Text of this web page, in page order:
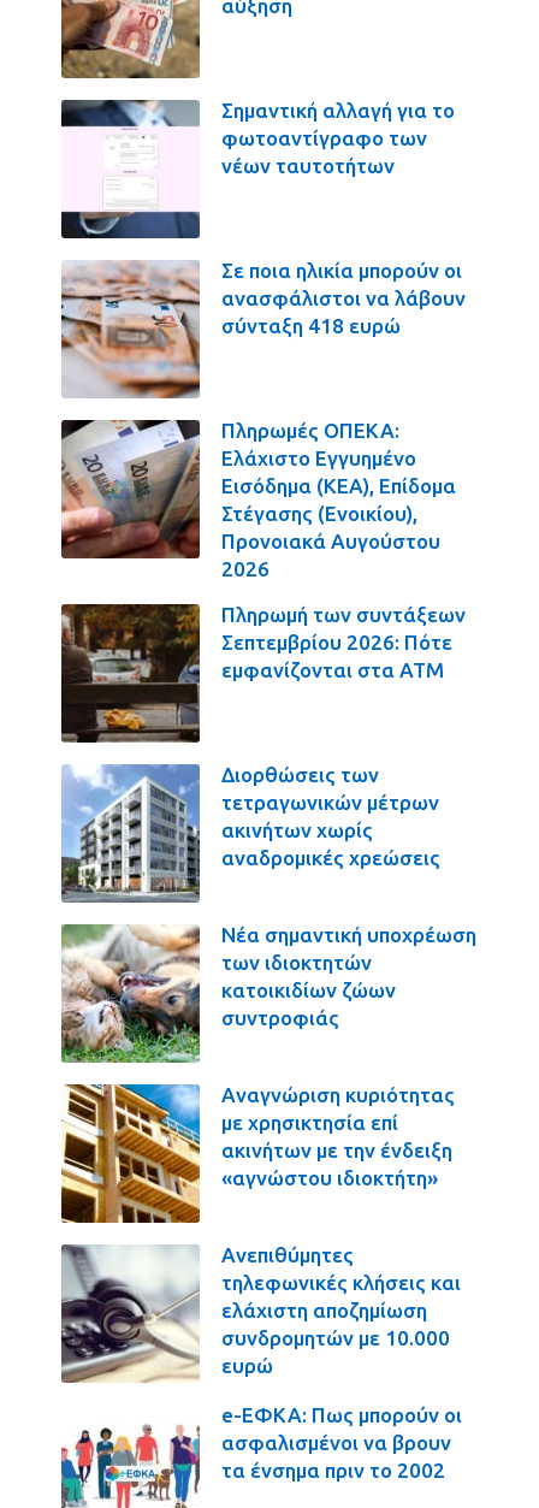
αύξηση
Σημαντική αλλαγή για το
φωτοαντίγραφο των
νέων ταυτοτήτων
Σε ποια ηλικία μπορούν οι
ανασφάλιστοι να λάβουν
σύνταξη 418 ευρώ
Πληρωμές ΟΠΕΚΑ:
Ελάχιστο Εγγυημένο
Εισόδημα (ΚΕΑ), Επίδομα
Στέγασης (Ενοικίου),
Προνοιακά Αυγούστου
2026
Πληρωμή των συντάξεων
Σεπτεμβρίου 2026: Πότε
εμφανίζονται στα ΑΤΜ
Διορθώσεις των
τετραγωνικών μέτρων
ακινήτων χωρίς
αναδρομικές χρεώσεις
Νέα σημαντική υποχρέωση
των ιδιοκτητών
κατοικιδίων ζώων
συντροφιάς
Αναγνώριση κυριότητας
με χρησικτησία επί
ακινήτων με την ένδειξη
«αγνώστου ιδιοκτήτη»
Ανεπιθύμητες
τηλεφωνικές κλήσεις και
ελάχιστη αποζημίωση
συνδρομητών με 10.000
ευρώ
e-ΕΦΚΑ: Πως μπορούν οι
ασφαλισμένοι να βρουν
τα ένσημα πριν το 2002